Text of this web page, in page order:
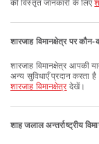
की विस्तृत जानकारी के लिए
शारजाह विमानक्षेत्र पर
शारजाह विमानक्षेत्र आपकी यात्रा को बेहतर बनाने के लिए व्हीलचेयर, पार्किंग स्थल, लाउंज और कई
अन्य सुविधाएँ प्रदान करता
शारजाह विमानक्षेत्रदेखें।
शाह जलाल अन्तर्राष्ट्रीय